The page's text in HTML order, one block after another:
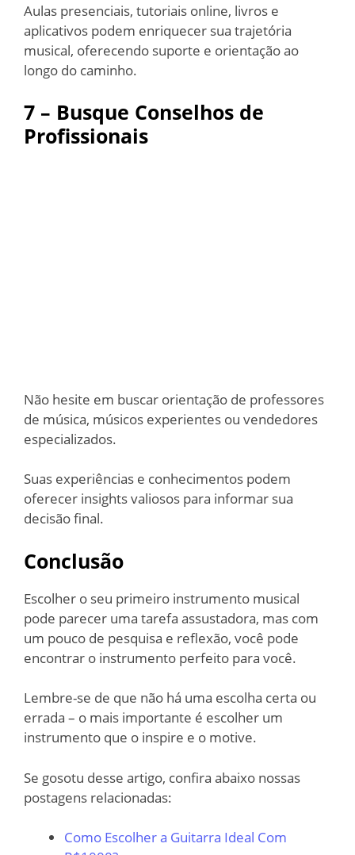
Aulas presenciais, tutoriais online, livros e
aplicativos podem enriquecer sua trajetória
musical, oferecendo suporte e orientação ao
longo do caminho.
7 – Busque Conselhos de
Profissionais
Não hesite em buscar orientação de professores
de música, músicos experientes ou vendedores
especializados.
Suas experiências e conhecimentos podem
oferecer insights valiosos para informar sua
decisão final.
Conclusão
Escolher o seu primeiro instrumento musical
pode parecer uma tarefa assustadora, mas com
um pouco de pesquisa e reflexão, você pode
encontrar o instrumento perfeito para você.
Lembre-se de que não há uma escolha certa ou
errada – o mais importante é escolher um
instrumento que o inspire e o motive.
Se gosotu desse artigo, confira abaixo nossas
postagens relacionadas:
Como Escolher a Guitarra Ideal Com